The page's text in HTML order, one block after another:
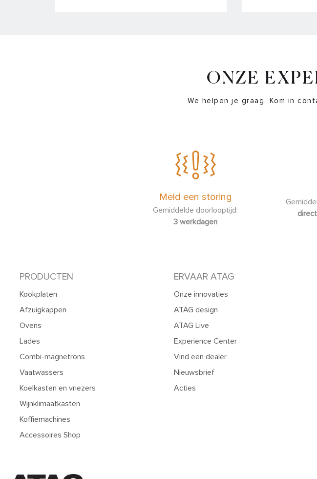
ONZE
We helpen je graag. Kom in
Meld een storing
Gemiddelde doorlooptijd:
3 werkdagen
PRODUCTEN
Kookplaten
Afzuigkappen
Ovens
Lades
Combi-magnetrons
Vaatwassers
Koelkasten en vriezers
Wijnklimaatkasten
Koffiemachines
Accessoires Shop
ERVAAR ATAG
Onze innovaties
ATAG design
ATAG Live
Experience Center
Vind een dealer
Nieuwsbrief
Acties